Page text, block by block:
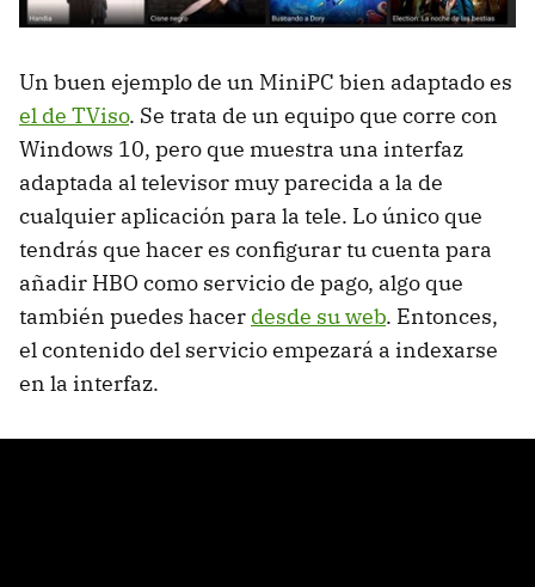
Un buen ejemplo de un MiniPC bien adaptado es
el de TViso. Se trata de un equipo que corre con
Windows 10, pero que muestra una interfaz
adaptada al televisor muy parecida a la de
cualquier aplicación para la tele. Lo único que
tendrás que hacer es configurar tu cuenta para
añadir HBO como servicio de pago, algo que
también puedes hacer desde su web. Entonces,
el contenido del servicio empezará a indexarse
en la interfaz.